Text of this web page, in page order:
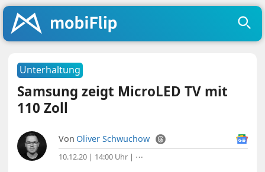
Unterhaltung
Samsung zeigt MicroLED TV mit
110 Zoll
Von Oliver Schwuchow
10.12.20 | 14:00 Uhr | ⋯